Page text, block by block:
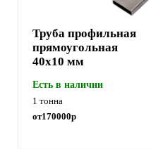
Труба профильная
прямоугольная
40х10 мм
Есть в наличии
1 тонна
от170000р